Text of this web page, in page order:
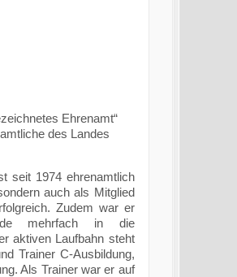
Ehrenamt“
des Landes
seit 1974 ehrenamtlich
auch als Mitglied
Zudem war er
mehrfach in die
aktiven Laufbahn steht
Trainer C-Ausbildung,
Als Trainer war er auf